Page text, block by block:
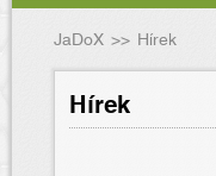
JaDoX >> Hírek
Hírek